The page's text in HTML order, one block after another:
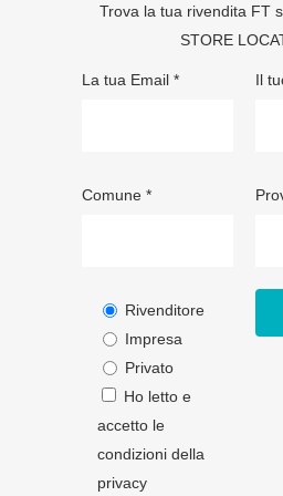
Trova la tua rivendita FT
STORE
La tua Email *
Comune *
Rivenditore
Impresa
Privato
Ho letto e
accetto le
condizioni della
privacy
Il